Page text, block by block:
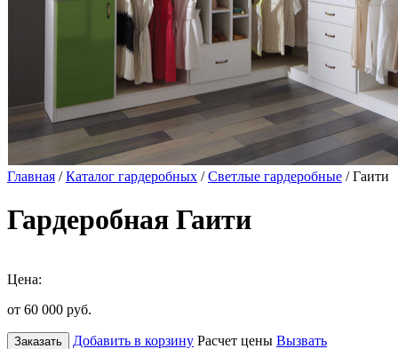
Главная /Каталог гардеробных /Светлые гардеробные / Гаити
Гардеробная Гаити
Цена:
от 60 000 руб.
Заказать Добавить в корзину Расчет цены Вызвать